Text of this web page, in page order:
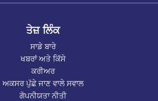
ਤੇਜ਼ ਲਿੰਕ
ਸਾਡੇ ਬਾਰੇ
ਖਬਰਾਂ ਅਤੇ ਕਿੱਸੇ
ਕਰੀਅਰ
ਅਕਸਰ ਪੁੱਛੇ ਜਾਣ ਵਾਲੇ ਸਵਾਲ
ਗੋਪਨੀਯਤਾ ਨੀਤੀ